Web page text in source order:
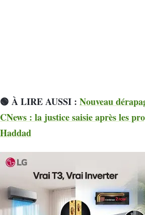
🟢 À LIRE AUSSI : Nouveau
CNews : la justice saisie après les
Haddad